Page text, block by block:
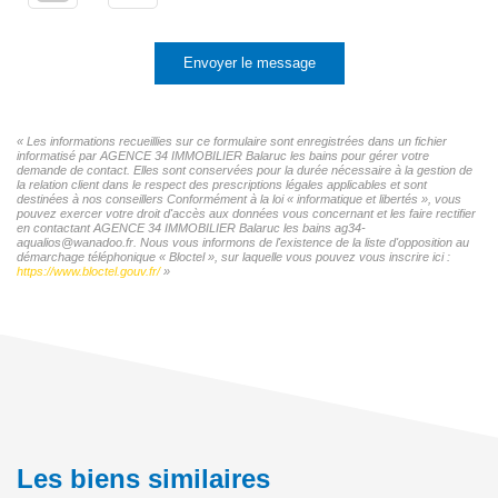
Envoyer le message
« Les informations recueillies sur ce formulaire sont enregistrées dans un fichier
informatisé par AGENCE 34 IMMOBILIER Balaruc les bains pour gérer votre
demande de contact. Elles sont conservées pour la durée nécessaire à la gestion de
la relation client dans le respect des prescriptions légales applicables et sont
destinées à nos conseillers Conformément à la loi « informatique et libertés », vous
pouvez exercer votre droit d'accès aux données vous concernant et les faire rectifier
en contactant AGENCE 34 IMMOBILIER Balaruc les bains ag34-
aqualios@wanadoo.fr. Nous vous informons de l'existence de la liste d'opposition au
démarchage téléphonique « Bloctel », sur laquelle vous pouvez vous inscrire ici :
https://www.bloctel.gouv.fr/»
Les biens similaires